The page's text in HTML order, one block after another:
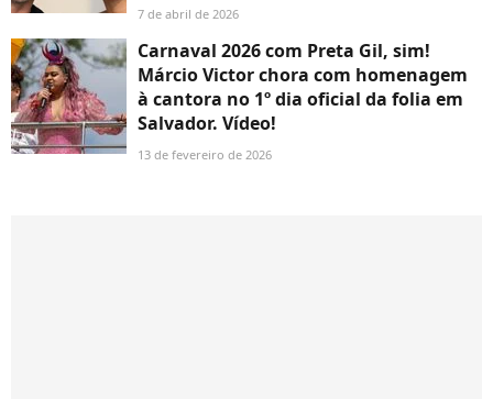
7 de abril de 2026
Carnaval 2026 com Preta Gil, sim!
Márcio Victor chora com homenagem
à cantora no 1º dia oficial da folia em
Salvador. Vídeo!
13 de fevereiro de 2026